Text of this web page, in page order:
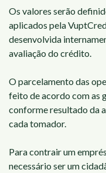
Os valores serão
aplicados pela
desenvolvida
avaliação do crédito.
O parcelamento das
feito de acordo com as
conforme resultado da
cada tomador.
Para contrair um
necessário ser um